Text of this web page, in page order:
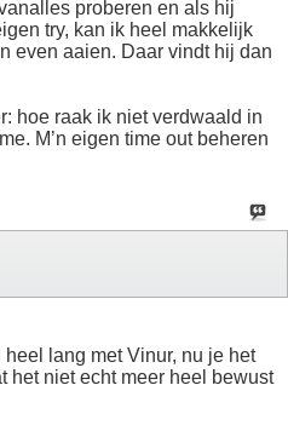
proberen en als hij
try, kan ik heel makkelijk
even aaien. Daar vindt hij dan
hoe raak ik niet verdwaald in
M’n eigen time out beheren
lang met Vinur, nu je het
het niet echt meer heel bewust